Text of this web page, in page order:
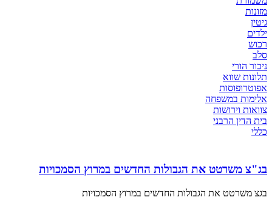
מזונות
גיטין
ילדים
רכוש
סלב
ניכור הורי
תלונות שווא
אפוטרופוסות
אלימות במשפחה
צוואות וירושות
בית הדין הרבני
כללי
בג"צ משרטט את הגבולות החדשים במרוץ הסמכויות
בגצ משרטט את הגבולות החדשים במרוץ הסמכויות